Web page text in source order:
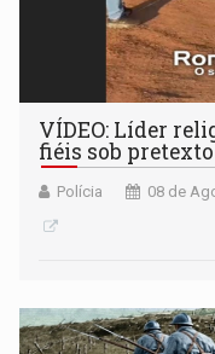
VÍDEO: Líder
fiéis sob
Polícia 08 de